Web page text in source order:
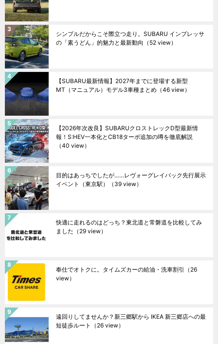
シンプルだからこそ際立つ走り。SUBARU インプレッサ
の「素うどん」的魅力と最新動向 （52 view）
【SUBARU最新情報】2027年までに登場する新型
MT（マニュアル）モデル3車種まとめ （46 view）
【2026年次改良】SUBARUクロストレックD型最新情
報！S:HEV一本化とCB18ターボ追加の噂を徹底解説
（40 view）
目的はあっちでしたが……レヴォーグレイバック先行展示
イベント（東京駅）
（39 view）
快適に走れるのはどっち？東北道と常磐道を比較してみ
ました （29 view）
奉仕でオトクに。タイムズカーの給油・洗車割引 （26
view）
遠回りしてませんか？新三郷駅から IKEA 新三郷店への最
短徒歩ルート
（26 view）